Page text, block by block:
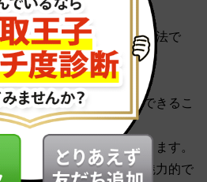
査定・買取してくれる方法で
の場で査定商品を追加できるこ
加で査定商品を依頼できます。
する必要がないことも魅力的で